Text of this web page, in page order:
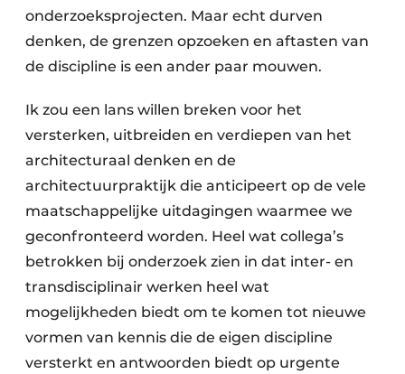
onderzoeksprojecten. Maar echt durven
denken, de grenzen opzoeken en aftasten van
de discipline is een ander paar mouwen.
Ik zou een lans willen breken voor het
versterken, uitbreiden en verdiepen van het
architecturaal denken en de
architectuurpraktijk die anticipeert op de vele
maatschappelijke uitdagingen waarmee we
geconfronteerd worden. Heel wat collega’s
betrokken bij onderzoek zien in dat inter- en
transdisciplinair werken heel wat
mogelijkheden biedt om te komen tot nieuwe
vormen van kennis die de eigen discipline
versterkt en antwoorden biedt op urgente